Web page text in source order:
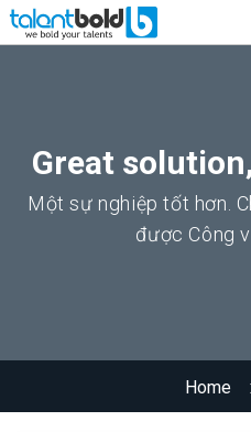
Great
Một sự nghiệp tốt hơn.
được Công
Home